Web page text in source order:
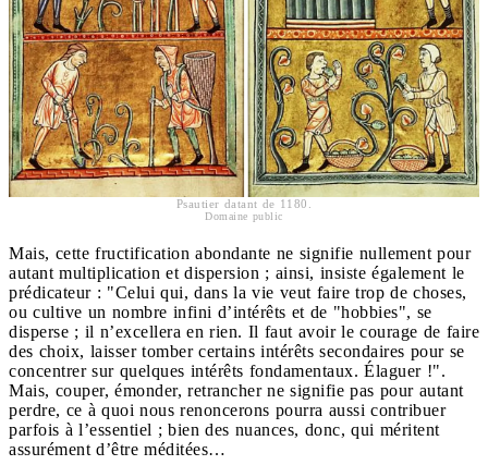
Psautier datant de 1180.
Domaine public
Mais, cette fructification abondante ne signifie nullement pour
autant multiplication et dispersion ; ainsi, insiste également le
prédicateur : "Celui qui, dans la vie veut faire trop de choses,
ou cultive un nombre infini d’intérêts et de "hobbies", se
disperse ; il n’excellera en rien. Il faut avoir le courage de faire
des choix, laisser tomber certains intérêts secondaires pour se
concentrer sur quelques intérêts fondamentaux. Élaguer !".
Mais, couper, émonder, retrancher ne signifie pas pour autant
perdre, ce à quoi nous renoncerons pourra aussi contribuer
parfois à l’essentiel ; bien des nuances, donc, qui méritent
assurément d’être méditées…